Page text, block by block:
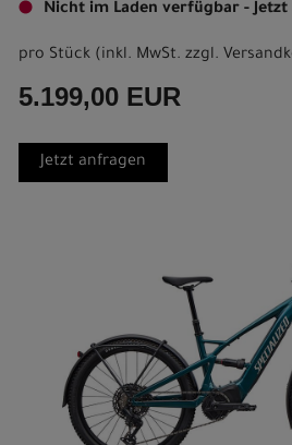
Nicht im Laden verfügbar -
pro Stück (inkl. MwSt. zzgl.
5.199,00 EUR
Jetzt anfragen